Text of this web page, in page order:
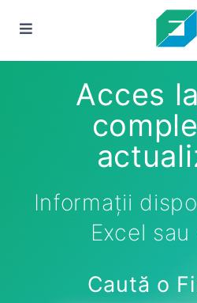
Acces
Informații
Excel
Caută o